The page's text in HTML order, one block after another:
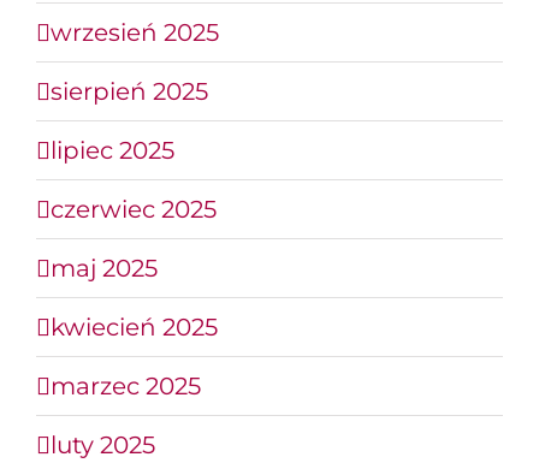
wrzesień 2025
sierpień 2025
lipiec 2025
czerwiec 2025
maj 2025
kwiecień 2025
marzec 2025
luty 2025